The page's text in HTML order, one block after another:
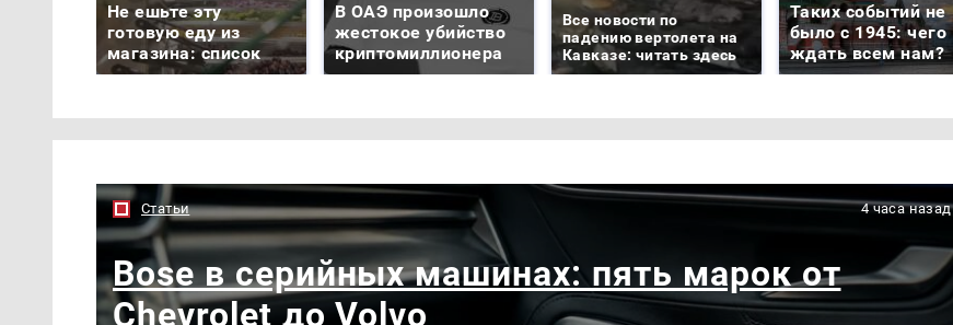
Не ешьте эту
готовую еду из
магазина: список
В ОАЭ произошло
жестокое убийство
криптомиллионера
Все новости по
падению вертолета на
Кавказе: читать здесь
Таких событий не
было с 1945: чего
ждать всем нам?
Статьи 4 часа назад
Bose в серийных машинах: пять марок от
Chevrolet до Volvo